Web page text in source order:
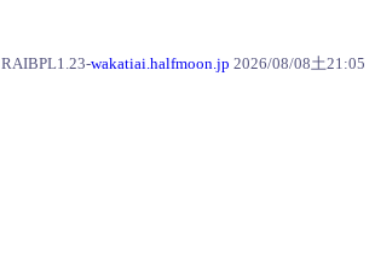
RAIBPL1.23-wakatiai.halfmoon.jp 2026/08/08土21:05